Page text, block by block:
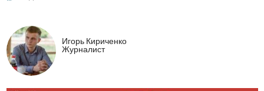
Игорь Кириченко
Журналист